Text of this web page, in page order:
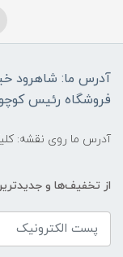
آدرس ما: شاهرود
فروشگاه رئیس
آدرس ما روی نقشه:
از تخفیف‌ها و